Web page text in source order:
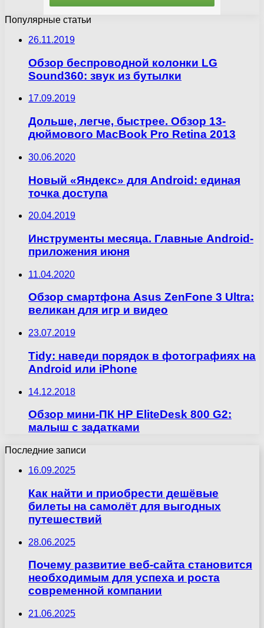
Популярные статьи
26.11.2019
Обзор беспроводной колонки LG
Sound360: звук из бутылки
17.09.2019
Дольше, легче, быстрее. Обзор 13-
дюймового MacBook Pro Retina 2013
30.06.2020
Новый «Яндекс» для Android: единая
точка доступа
20.04.2019
Инструменты месяца. Главные Android-
приложения июня
11.04.2020
Обзор смартфона Asus ZenFone 3 Ultra:
великан для игр и видео
23.07.2019
Tidy: наведи порядок в фотографиях на
Android или iPhone
14.12.2018
Обзор мини-ПК HP EliteDesk 800 G2:
малыш с задатками
Последние записи
16.09.2025
Как найти и приобрести дешёвые
билеты на самолёт для выгодных
путешествий
28.06.2025
Почему развитие веб-сайта становится
необходимым для успеха и роста
современной компании
21.06.2025